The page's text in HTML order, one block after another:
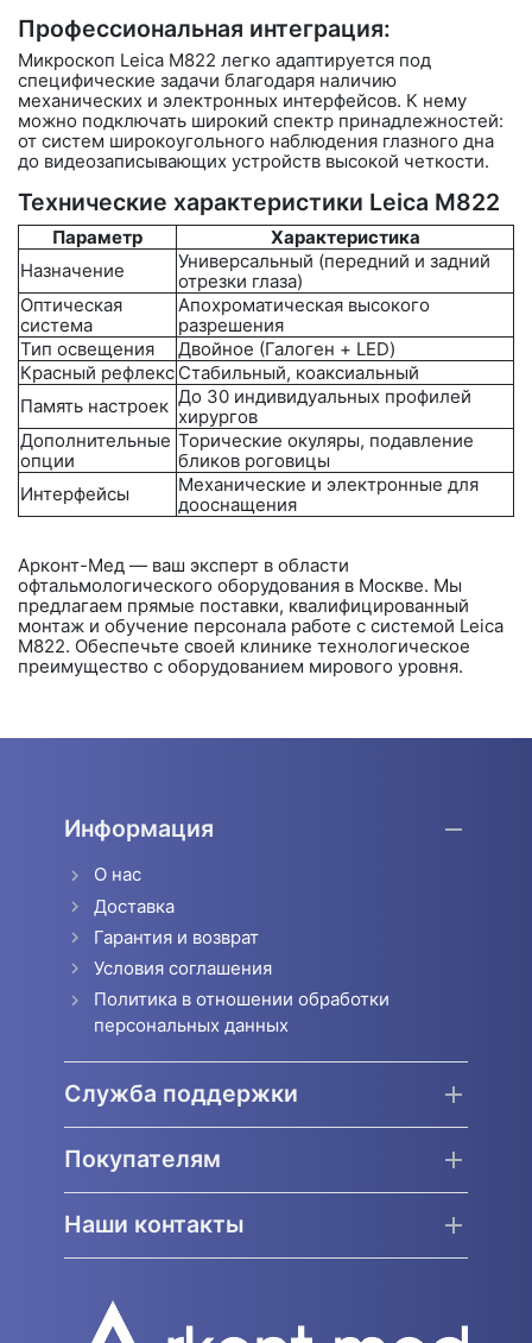
Профессиональная интеграция:
Микроскоп Leica M822 легко адаптируется под
специфические задачи благодаря наличию
механических и электронных интерфейсов. К нему
можно подключать широкий спектр принадлежностей:
от систем широкоугольного наблюдения глазного дна
до видеозаписывающих устройств высокой четкости.
Технические характеристики Leica M822
Параметр
Характеристика
Назначение
Универсальный (передний и задний
отрезки глаза)
Оптическая
система
Апохроматическая высокого
разрешения
Тип освещения
Двойное (Галоген + LED)
Красный рефлекс Стабильный, коаксиальный
Память настроек До 30 индивидуальных профилей
хирургов
Дополнительные
опции
Торические окуляры, подавление
бликов роговицы
Интерфейсы
Механические и электронные для
дооснащения
Арконт-Мед — ваш эксперт в области
офтальмологического оборудования в Москве. Мы
предлагаем прямые поставки, квалифицированный
монтаж и обучение персонала работе с системой Leica
M822. Обеспечьте своей клинике технологическое
преимущество с оборудованием мирового уровня.
Информация
О нас
Доставка
Гарантия и возврат
Условия соглашения
Политика в отношении обработки
персональных данных
Служба поддержки
Покупателям
Наши контакты